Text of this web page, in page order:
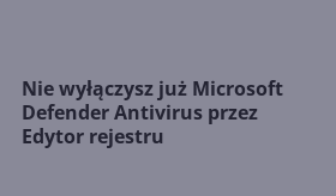
Nie wyłączysz już Microsoft
Defender Antivirus przez
Edytor rejestru